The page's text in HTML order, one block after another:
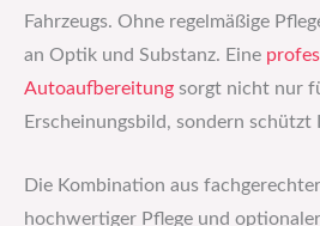
Fahrzeugs. Ohne regelmäßige
an Optik und Substanz. Eine
Autoaufbereitung sorgt nicht nur
Erscheinungsbild, sondern schützt
Die Kombination aus
hochwertiger Pflege und